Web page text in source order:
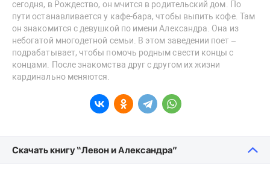
сегодня, в Рождество, он мчится в родительский дом. По
пути останавливается у кафе-бара, чтобы выпить кофе. Там
он знакомится с девушкой по имени Александра. Она из
небогатой многодетной семьи. В этом заведении поет –
подрабатывает, чтобы помочь родным свести концы с
концами. После знакомства друг с другом их жизни
кардинально меняются.
Скачать книгу “Левон и Александра”